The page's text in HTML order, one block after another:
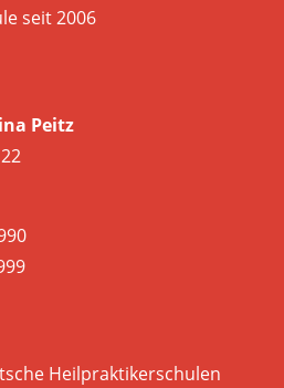
Peitz
Heilpraktikerschulen